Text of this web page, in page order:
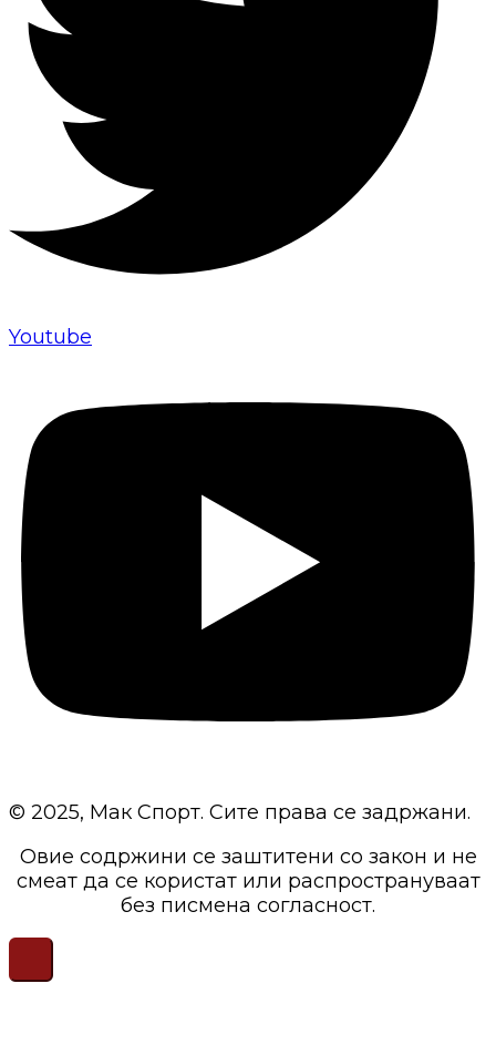
Youtube
© 2025, Мак Спорт. Сите права се задржани.
Овие содржини се заштитени со закон и не
смеат да се користат или распространуваат
без писмена согласност.